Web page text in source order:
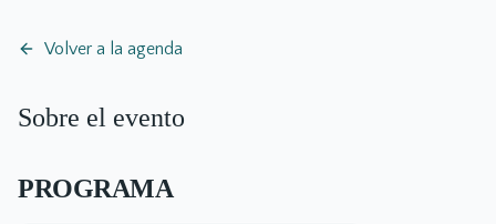
Volver a la agenda
Sobre el evento
PROGRAMA